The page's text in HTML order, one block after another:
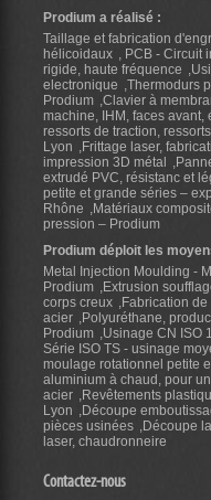
Prodium a réalisé :
Taillage et fabrication
hélicoidaux
PCB - Circuit
rigide, haute fréquence
electronique
Thermodurs
Prodium Clavier à
machine, IHM, faces avant,
ressorts de traction,
Lyon
Frittage laser,
impression 3D métal
extrudé PVC, résistanc et
petite et grande séries –
Rhône
Matériaux
pression – Prodium
Prodium déploit les
Metal Injection Moulding -
Prodium
Extrusion
corps creux
Fabrication
acier
Polyuréthane,
Prodium
Usinage CN ISO
Série ISO TS - usinage
moulage rotationnel petite
aluminium à chaud, pour
acier
Revêtements
Lyon
Découpe
pièces usinées
Découpe
laser, chaudronneire
Contactez-nous